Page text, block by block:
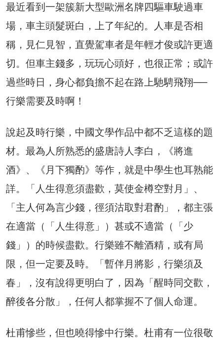
最近看到一架簇新大型歐洲名牌四驅車駛過車
場，車主頭髮斑白，上了年紀的。人車是否相
稱，見仁見智，直覺駕車者是年輕才俊或許更適
切。但車主錢多，玩玩心頭好，也很正常；或許
過些時日，身心都負擔不起在路上馳騁飛翔──
行樂需要及時啊！
說起及時行樂，中國文學作品中都不乏這樣的題
材。最為人所熟悉的盛唐詩人李白，《將進
酒》、《月下獨酌》等作，就是中學生也耳熟能
詳。「人生得意須盡歡，莫使金樽空對月」、
「主人何為言少錢，徑須沽取對君酌」，都主張
在適當（「人生得意」）甚或不適當（「少
錢」）的時候盡歡。行樂雖不離酒精，或有局
限，但一定要及時。「暫伴月將影，行樂須及
春」，沒有說得更明白了，因為「醒時同交歡，
醉後各分散」，任何人都掌握不了個人命運。
杜甫慘些，但也曉得慘中行樂。杜甫有一位很敬